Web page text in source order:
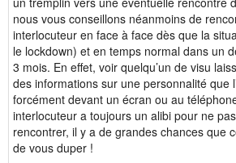
nous vous conseillons néanmoins de
interlocuteur en face à face dès que la
le lockdown) et en temps normal dans un
3 mois. En effet, voir quelqu’un de visu
des informations sur une personnalité que
forcément devant un écran ou au
interlocuteur a toujours un alibi pour ne
rencontrer, il y a de grandes chances que
de vous duper !